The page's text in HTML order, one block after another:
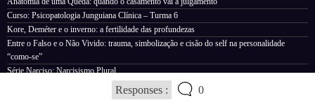
Responses : 0
Curso: Psicopatologia Junguiana Clínica – Turma 6
Kore, Deméter e o inverno: a fertilidade das profundezas
Entre o Falso e o Não Vivido: trauma, simbolização e cisão do self na personalidade
“como-se”
Série Narciso: Narcisismo Plural